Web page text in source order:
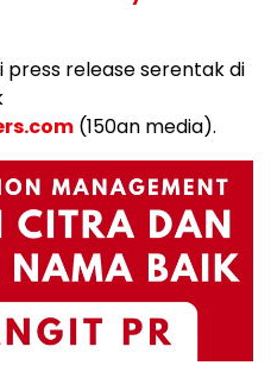
press release serentak di
(150an media).